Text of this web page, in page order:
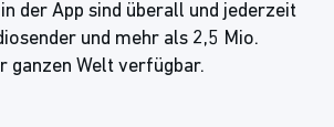
der App sind überall und jederzeit
und mehr als 2,5 Mio.
ganzen Welt verfügbar.